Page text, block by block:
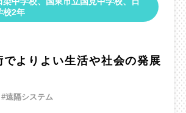
校2年
でよりよい生活や社会の発展
#遠隔システム